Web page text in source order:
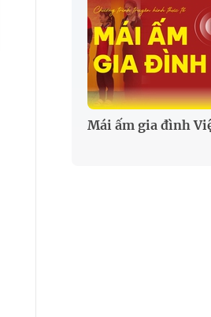
Mái ấm gia đình